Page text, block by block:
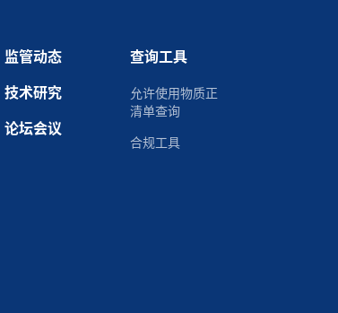
监管动态
技术研究
论坛会议
查询工具
允许使用物质正
清单查询
合规工具